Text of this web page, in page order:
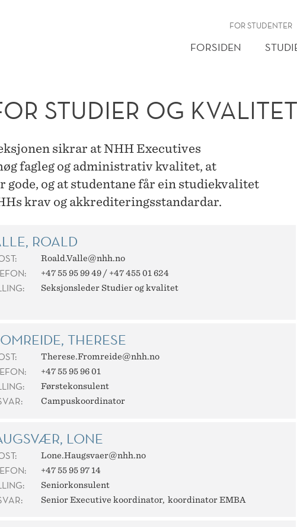
FOR STUDENTER
FORSIDEN
STUDIER OG KVALITET
sikrar at NHH Executives
fagleg og administrativ kvalitet, at
gode, og at studentane får ein studiekvalitet
krav og akkrediteringsstandardar.
ROALD
Roald.Valle@nhh.no
+47 55 95 99 49 / +47 455 01 624
Seksjonsleder Studier og kvalitet
THERESE
Therese.Fromreide@nhh.no
+47 55 95 96 01
Førstekonsulent
Campuskoordinator
LONE
Lone.Haugsvaer@nhh.no
+47 55 95 97 14
Seniorkonsulent
Senior Executive koordinator koordinator EMBA